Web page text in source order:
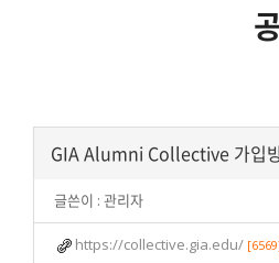
GIA Alumni Collective 가입
글쓴이 : 관리자
https://collective.gia.edu/